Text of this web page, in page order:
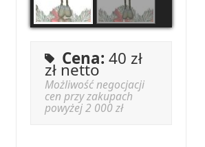
Cena: 40 zł
zł netto
Możliwość negocjacji
cen przy zakupach
powyżej 2 000 zł